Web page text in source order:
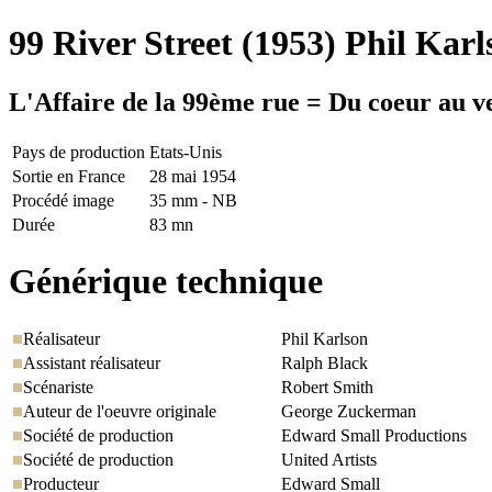
99 River Street (1953) Phil
L'Affaire de la 99ème rue = Du coeur au
Pays de production Etats-Unis
Sortie en France
28 mai 1954
Procédé image
35 mm - NB
Durée
83 mn
Générique technique
Réalisateur
Phil Karlson
Assistant réalisateur
Ralph Black
Scénariste
Robert Smith
Auteur de l'oeuvre originale
George Zuckerman
Société de production
Edward Small Productions
Société de production
United Artists
Producteur
Edward Small